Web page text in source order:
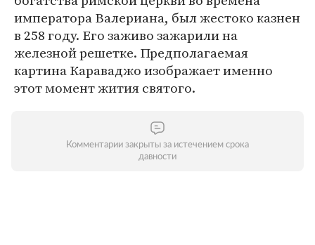
императора Валериана, был жестоко казнен
в 258 году. Его заживо зажарили на
железной решетке. Предполагаемая
картина Караваджо изображает именно
этот момент жития святого.
Комментарии закрыты за истечением срока
давности